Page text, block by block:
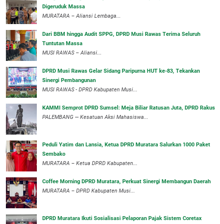
Digeruduk Massa
‎MURATARA – Aliansi Lembaga...
Dari BBM hingga Audit SPPG, DPRD Musi Rawas Terima Seluruh
Tuntutan Massa
MUSI RAWAS – Aliansi...
DPRD Musi Rawas Gelar Sidang Paripurna HUT ke-83, Tekankan
Sinergi Pembangunan
MUSI RAWAS - DPRD Kabupaten Musi...
KAMMI Semprot DPRD Sumsel: Meja Biliar Ratusan Juta, DPRD Rakus
PALEMBANG — Kesatuan Aksi Mahasiswa...
Peduli Yatim dan Lansia, Ketua DPRD Muratara Salurkan 1000 Paket
Sembako
MURATARA – Ketua DPRD Kabupaten...
Coffee Morning DPRD Muratara, Perkuat Sinergi Membangun Daerah
MURATARA – DPRD Kabupaten Musi...
DPRD Muratara Ikuti Sosialisasi Pelaporan Pajak Sistem Coretax